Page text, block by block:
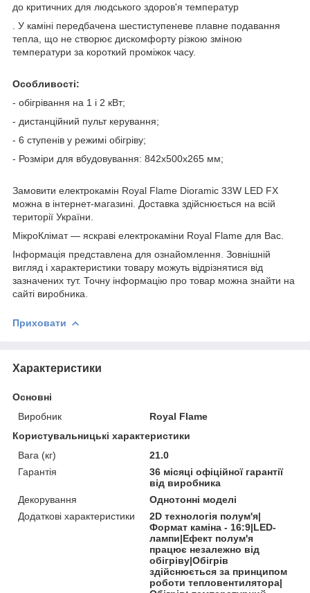
до критичних для людського здоров'я температур
. У каміні передбачена шестиступеневе плавне подавання
тепла, що не створює дискомфорту різкою зміною
температури за короткий проміжок часу.
Особливості:
- обігрівання на 1 і 2 кВт;
- дистанційний пульт керування;
- 6 ступенів у режимі обігріву;
- Розміри для вбудовування: 842x500x265 мм;
Замовити електрокамін Royal Flame Dioramic 33W LED FX
можна в інтернет-магазині. Доставка здійснюється на всій
території України.
МікроКлімат — яскраві електрокаміни Royal Flame для Вас.
Інформація представлена для ознайомлення. Зовнішній
вигляд і характеристики товару можуть відрізнятися від
зазначених тут. Точну інформацію про товар можна знайти на
сайті виробника.
Приховати
Характеристики
Основні
Виробник
Royal Flame
Користувальницькі характеристики
Вага (кг)
21.0
Гарантія
36 місяці офіційної гарантії
від виробника
Декорування
Однотонні моделі
Додаткові характеристики
2D технологія полум'я|
Формат каміна - 16:9|LED-
лампи|Ефект полум'я
працює незалежно від
обігріву|Обігрів
здійснюється за принципом
роботи тепловентилятора|